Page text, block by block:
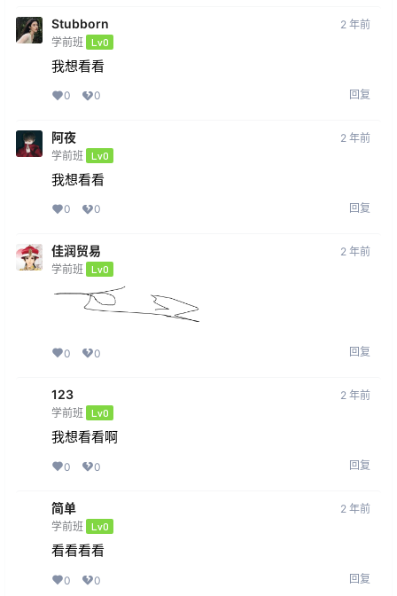
Stubborn
学前班 Lv0
2 年前
我想看看
0 0 回复
阿夜
学前班 Lv0
2 年前
我想看看
0 0 回复
佳润贸易
学前班 Lv0
2 年前
0 0 回复
123
学前班 Lv0
2 年前
我想看看啊
0 0 回复
简单
学前班 Lv0
2 年前
看看看看
0 0 回复